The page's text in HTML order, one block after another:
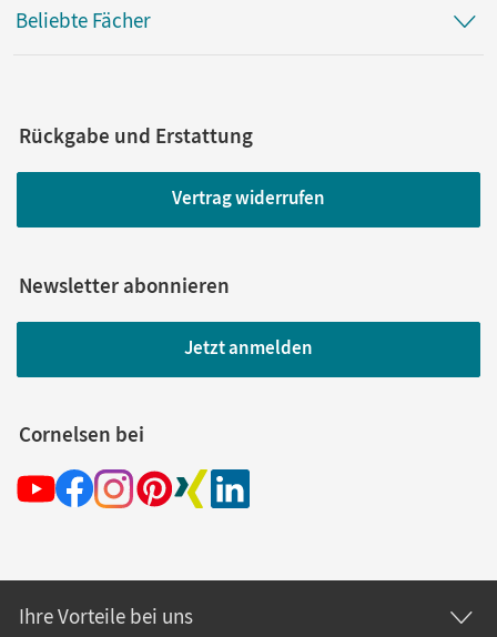
Beliebte Fächer
Rückgabe und Erstattung
Vertrag widerrufen
Newsletter abonnieren
Jetzt anmelden
Cornelsen bei
Ihre Vorteile bei uns